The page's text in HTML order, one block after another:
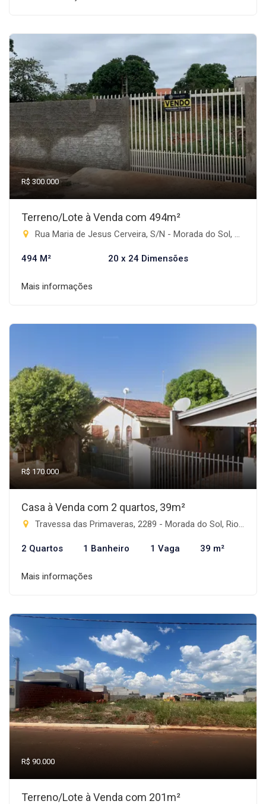
R$ 300.000
Terreno/Lote à Venda com 494m²
Rua Maria de Jesus Cerveira, S/N - Morada do Sol, Rio Brilhante-MS
494 M² 20 x 24 Dimensões
Mais informações
R$ 170.000
Casa à Venda com 2 quartos, 39m²
Travessa das Primaveras, 2289 - Morada do Sol, Rio Brilhante-MS
2 Quartos 1 Banheiro 1 Vaga 39 m²
Mais informações
R$ 90.000
Terreno/Lote à Venda com 201m²